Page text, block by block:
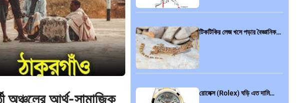
অঞ্চলের আর্থ-সামাজিক
টিকটিকির লেজ খসে পড়ার বৈজ্ঞানিক…
রোলেক্স (Rolex) ঘড়ি এত দামি…